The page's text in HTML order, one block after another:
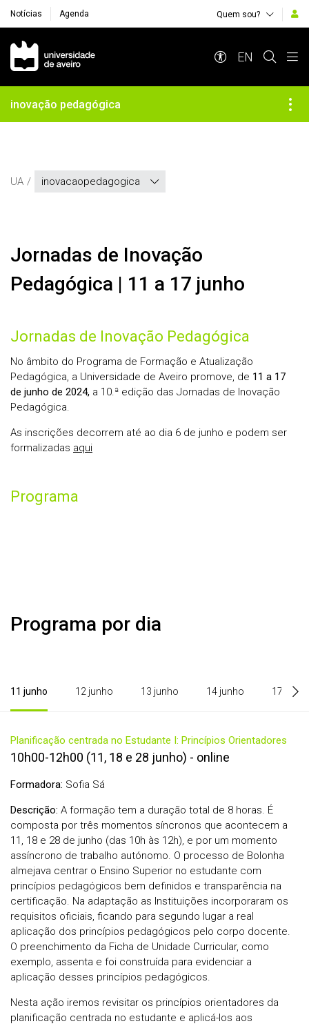
Notícias Agenda Quem sou?
Navegação Principal
EN
inovação pedagógica
UA inovacaopedagogica
Jornadas de Inovação
Pedagógica | 11 a 17 junho
Jornadas de Inovação Pedagógica
No âmbito do Programa de Formação e Atualização
Pedagógica, a Universidade de Aveiro promove, de 11 a 17
de junho de 2024, a 10.ª edição das Jornadas de Inovação
Pedagógica.
As inscrições decorrem até ao dia 6 de junho e podem ser
formalizadas aqui
Programa
Programa por dia
11 junho 12 junho 13 junho 14 junho 17 junho
Planificação centrada no Estudante I: Princípios Orientadores
10h00-12h00 (11, 18 e 28 junho) - online
Formadora: Sofia Sá
Descrição: A formação tem a duração total de 8 horas. É
composta por três momentos síncronos que acontecem a
11, 18 e 28 de junho (das 10h às 12h), e por um momento
assíncrono de trabalho autónomo. O processo de Bolonha
almejava centrar o Ensino Superior no estudante com
princípios pedagógicos bem definidos e transparência na
certificação. Na adaptação as Instituições incorporaram os
requisitos oficiais, ficando para segundo lugar a real
aplicação dos princípios pedagógicos pelo corpo docente.
O preenchimento da Ficha de Unidade Curricular, como
exemplo, assenta e foi construída para evidenciar a
aplicação desses princípios pedagógicos.
Nesta ação iremos revisitar os princípios orientadores da
planificação centrada no estudante e aplicá-los aos